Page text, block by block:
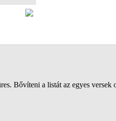
Bővíteni a listát az egyes versek